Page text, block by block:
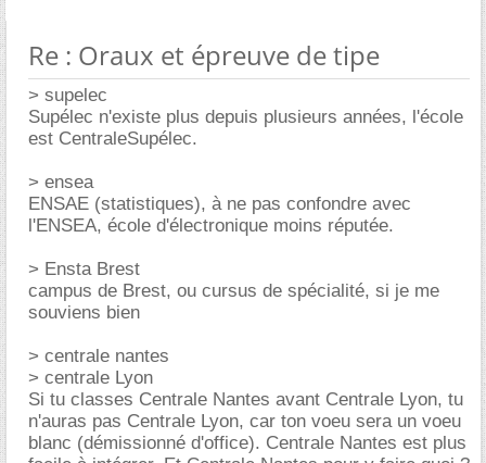
Re : Oraux et épreuve de tipe
> supelec
Supélec n'existe plus depuis plusieurs années, l'école
est CentraleSupélec.
> ensea
ENSAE (statistiques), à ne pas confondre avec
l'ENSEA, école d'électronique moins réputée.
> Ensta Brest
campus de Brest, ou cursus de spécialité, si je me
souviens bien
> centrale nantes
> centrale Lyon
Si tu classes Centrale Nantes avant Centrale Lyon, tu
n'auras pas Centrale Lyon, car ton voeu sera un voeu
blanc (démissionné d'office). Centrale Nantes est plus